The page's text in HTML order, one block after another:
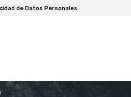
de Datos Personales